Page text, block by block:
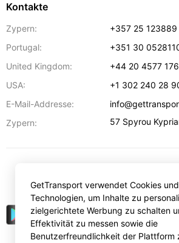
Kontakte
Zypern:
+357 25 123889
Portugal:
+351 30
United Kingdom:
+44 20 4577
USA:
+1 302 240 28
E-Mail-Addresse:
Zypern:
57 Spyrou
GetTransport verwendet Cookies
Technologien, um Inhalte zu
zielgerichtete Werbung zu schalten
Effektivität zu messen sowie die
Benutzerfreundlichkeit der Plattform